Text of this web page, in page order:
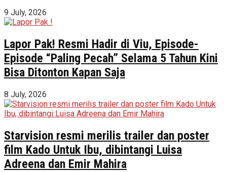
9 July, 2026
Lapor Pak! Resmi Hadir di Viu, Episode-
Episode “Paling Pecah” Selama 5 Tahun Kini
Bisa Ditonton Kapan Saja
8 July, 2026
Starvision resmi merilis trailer dan poster
film Kado Untuk Ibu, dibintangi Luisa
Adreena dan Emir Mahira